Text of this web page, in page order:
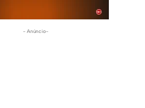
- Anúncio-